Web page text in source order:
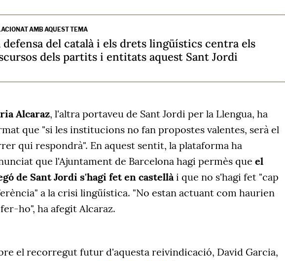
AMB AQUEST TEMA
defensa del català i els drets lingüístics centra els
dels partits i entitats aquest Sant Jordi
Alcaraz, l'altra portaveu de Sant Jordi per la Llengua, ha
que "si les institucions no fan propostes valentes, serà el
qui respondrà". En aquest sentit, la plataforma ha
que l'Ajuntament de Barcelona hagi permès que el
de Sant Jordi s'hagi fet en castellài que no s'hagi fet "cap
a la crisi lingüística. "No estan actuant com haurien
ho", ha afegit Alcaraz.
el recorregut futur d'aquesta reivindicació, David Garcia,